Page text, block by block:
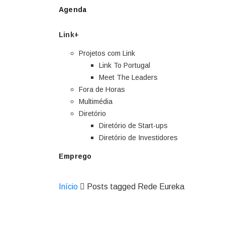
Agenda
Link+
Projetos com Link
Link To Portugal
Meet The Leaders
Fora de Horas
Multimédia
Diretório
Diretório de Start-ups
Diretório de Investidores
Emprego
Início Posts tagged Rede Eureka